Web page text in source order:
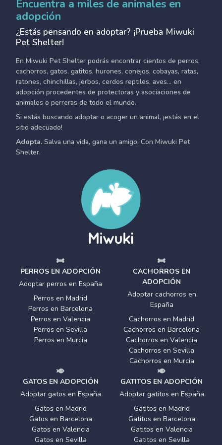
Encuentra a miles de animales en
adopción
¿Estás pensando en adoptar? ¡Prueba Miwuki
Pet Shelter!
En Miwuki Pet Shelter podrás encontrar cientos de perros,
cachorros, gatos, gatitos, hurones, conejos, cobayas, ratas,
ratones, chinchillas, jerbos, cerdos reptiles, aves... en
adopción procedentes de protectoras y asociaciones de
animales o perreras de todo el mundo.
Si estás buscando adoptar o acoger un animal, ¡estás en el
sitio adecuado!
Adopta. Salva una vida, gana un amigo. Con Miwuki Pet
Shelter.
PERROS EN ADOPCIÓN
Adoptar perros en España
Perros en Madrid
Perros en Barcelona
Perros en Valencia
Perros en Sevilla
Perros en Murcia
CACHORROS EN
ADOPCIÓN
Adoptar cachorros en
España
Cachorros en Madrid
Cachorros en Barcelona
Cachorros en Valencia
Cachorros en Sevilla
Cachorros en Murcia
GATOS EN ADOPCIÓN
Adoptar gatos en España
Gatos en Madrid
Gatos en Barcelona
Gatos en Valencia
Gatos en Sevilla
GATITOS EN ADOPCIÓN
Adoptar gatitos en España
Gatitos en Madrid
Gatitos en Barcelona
Gatitos en Valencia
Gatitos en Sevilla